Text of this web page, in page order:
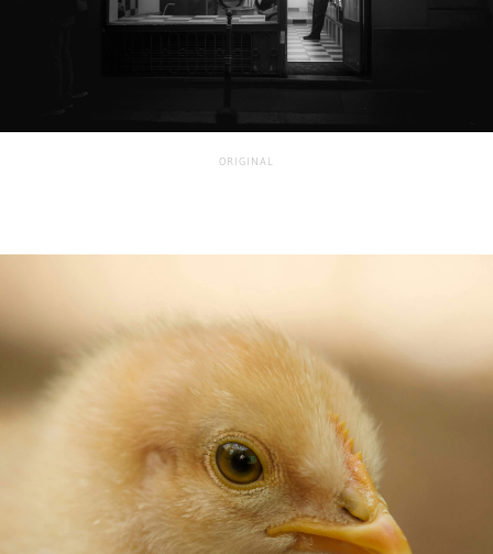
ORIGINAL